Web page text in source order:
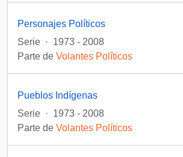
Personajes Políticos
Serie · 1973 - 2008
Parte de Volantes Políticos
Pueblos Indígenas
Serie · 1973 - 2008
Parte de Volantes Políticos